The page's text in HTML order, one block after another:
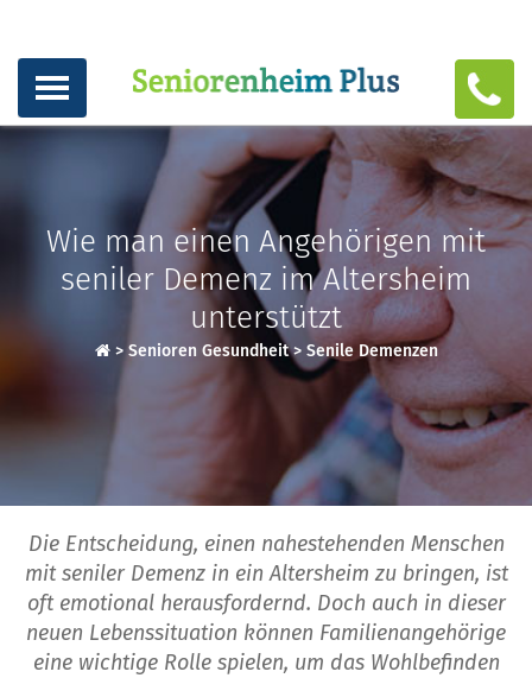
Wie man einen Angehörigen mit
seniler Demenz im Altersheim
unterstützt
> Senioren Gesundheit> Senile Demenzen
Die Entscheidung, einen nahestehenden Menschen
mit seniler Demenz in ein Altersheim zu bringen, ist
oft emotional herausfordernd. Doch auch in dieser
neuen Lebenssituation können Familienangehörige
eine wichtige Rolle spielen, um das Wohlbefinden